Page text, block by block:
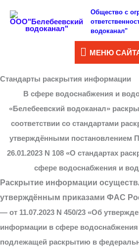
Общество с
водоканал"
МЕНЮ
САЙТА
МЕНЮ
Стандарты раскрытия информации
В сфере водоснабжения и
«Белебеевский водоканал»
соответствии со стандартами
утверждёнными постановлением
26.01.2023 N 108 «О стандартах
сфере водоснабжения и
Раскрытие информации
утверждённым приказами ФАС
— от 11.07.2023 N 450/23 «Об
информации в сфере водоснабжения
подлежащей раскрытию в